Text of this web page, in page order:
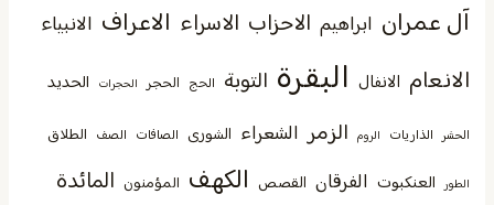
آل عمران ابراهيم الاحزاب الاسراء الاعراف الانبياء
الانعام الانفال البقرة التوبة الحج الحجر الحجرات الحديد
الحشر الذاريات الروم الزمر الشعراء الشورى الصافات الصف الطلاق
الطور العنكبوت الفرقان القصص الكهف المؤمنون المائدة